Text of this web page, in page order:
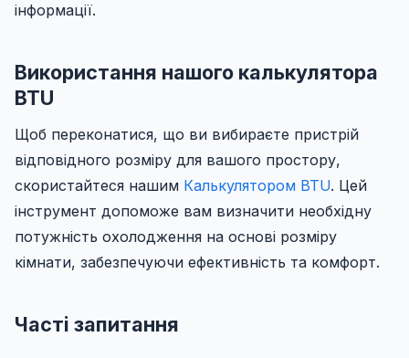
інформації.
Використання нашого калькулятора
BTU
Щоб переконатися, що ви вибираєте пристрій
відповідного розміру для вашого простору,
скористайтеся нашим Калькулятором BTU. Цей
інструмент допоможе вам визначити необхідну
потужність охолодження на основі розміру
кімнати, забезпечуючи ефективність та комфорт.
Часті запитання